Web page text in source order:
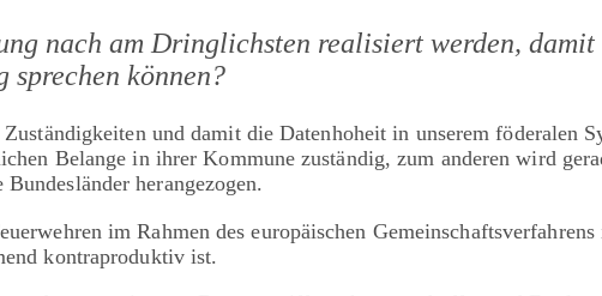
nach am Dringlichsten realisiert werden,
können?
und damit die Datenhoheit in unserem föderalen
Belange in ihrer Kommune zuständig, zum anderen wird
herangezogen.
im Rahmen des europäischen
kontraproduktiv ist.